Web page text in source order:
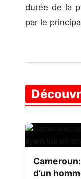
durée de la
par le
d’un